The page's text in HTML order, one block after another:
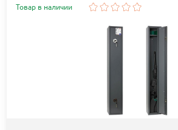
Товар в наличии